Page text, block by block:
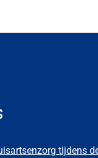
tijdens